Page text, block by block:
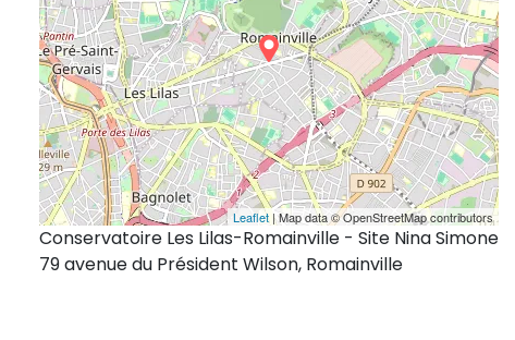
Leaflet | Map data © OpenStreetMap contributors
Conservatoire Les Lilas-Romainville - Site Nina Simone
79 avenue du Président Wilson, Romainville